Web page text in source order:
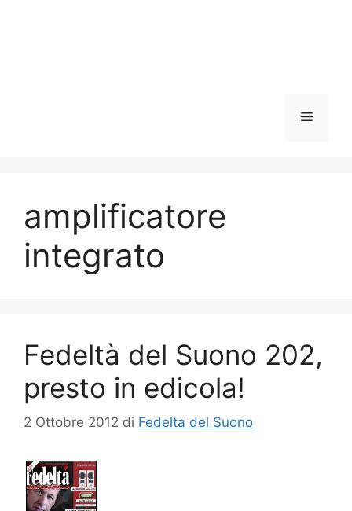
Menu
amplificatore
integrato
Fedeltà del Suono 202,
presto in edicola!
2 Ottobre 2012 di Fedelta del Suono